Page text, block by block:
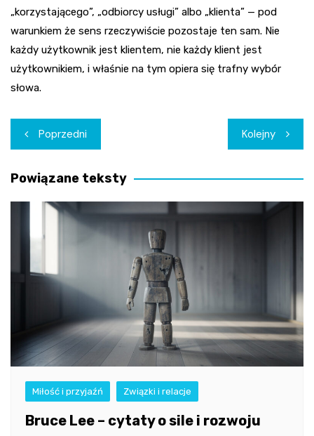
„korzystającego”, „odbiorcy usługi” albo „klienta” — pod
warunkiem że sens rzeczywiście pozostaje ten sam. Nie
każdy użytkownik jest klientem, nie każdy klient jest
użytkownikiem, i właśnie na tym opiera się trafny wybór
słowa.
Nawigacja
wpisu
Poprzedni Kolejny
Powiązane teksty
Miłość i przyjaźń Związki i relacje
Bruce Lee – cytaty o sile i rozwoju